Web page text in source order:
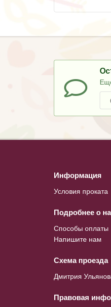
Информация
Условия проката
Подробнее о
Способы оплаты
Напишите нам
Схема проезда
Дмитрия
Правовая